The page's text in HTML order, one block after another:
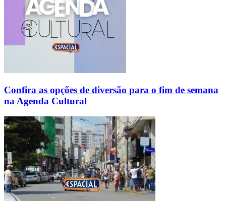
Confira as opções de diversão para o fim de semana
na Agenda Cultural